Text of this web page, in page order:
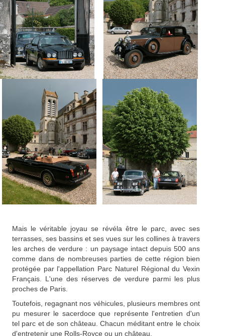
Mais le véritable joyau se révéla être le parc, avec ses
terrasses, ses bassins et ses vues sur les collines à travers
les arches de verdure : un paysage intact depuis 500 ans
comme dans de nombreuses parties de cette région bien
protégée par l'appellation Parc Naturel Régional du Vexin
Français. L'une des réserves de verdure parmi les plus
proches de Paris.
Toutefois, regagnant nos véhicules, plusieurs membres ont
pu mesurer le sacerdoce que représente l'entretien d'un
tel parc et de son château. Chacun méditant entre le choix
d'entretenir une Rolls-Royce ou un château.